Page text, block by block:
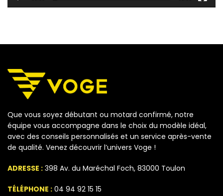
Que vous soyez débutant ou motard confirmé, notre
équipe vous accompagne dans le choix du modèle idéal,
avec des conseils personnalisés et un service après-vente
de qualité. Venez découvrir l’univers Voge !
ADRESSE : 398 Av. du Maréchal Foch, 83000 Toulon
TÉLÉPHONE : 04 94 92 15 15